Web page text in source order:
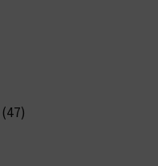
(47)